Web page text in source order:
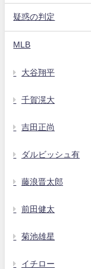
疑惑の判定
MLB
大谷翔平
千賀滉大
吉田正尚
ダルビッシュ有
藤浪晋太郎
前田健太
菊池雄星
イチロー